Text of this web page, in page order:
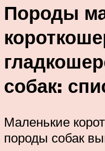
Породы
собак:
Маленькие
породы собак